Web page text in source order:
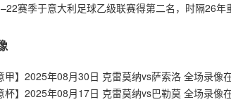
赛季于意大利足球乙级联赛得第二名，时隔26年